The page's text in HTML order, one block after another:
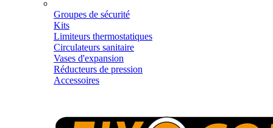
Groupes de sécurité
Kits
Limiteurs thermostatiques
Circulateurs sanitaire
Vases d'expansion
Réducteurs de pression
Accessoires